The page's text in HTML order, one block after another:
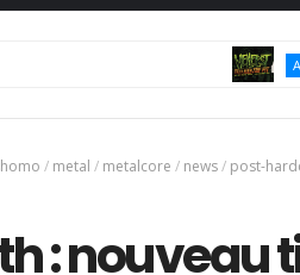
/ metal / metalcore / news/ post-
: nouveau